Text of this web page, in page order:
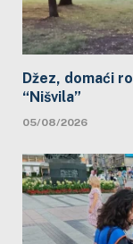
Džez, domaći
“Nišvila”
05/08/2026